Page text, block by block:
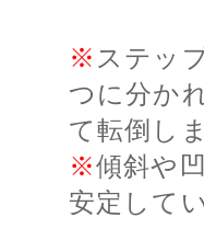
※ ステッ
つに分か
て転倒し
※傾斜や
安定して